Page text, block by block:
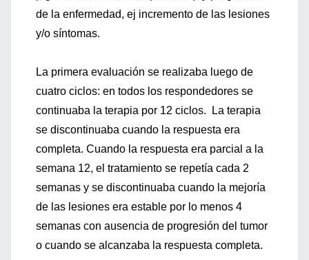
de la enfermedad, ej incremento de las lesiones
y/o síntomas.
La primera evaluación se realizaba luego de
cuatro ciclos: en todos los respondedores se
continuaba la terapia por 12 ciclos. La terapia
se discontinuaba cuando la respuesta era
completa. Cuando la respuesta era parcial a la
semana 12, el tratamiento se repetía cada 2
semanas y se discontinuaba cuando la mejoría
de las lesiones era estable por lo menos 4
semanas con ausencia de progresión del tumor
o cuando se alcanzaba la respuesta completa.